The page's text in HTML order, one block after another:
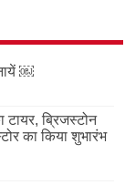
￼
ब्रिजस्टोन
का किया शुभारंभ